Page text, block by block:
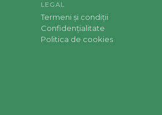
LEGAL
Termeni și condiții
Confidențialitate
Politica de cookies